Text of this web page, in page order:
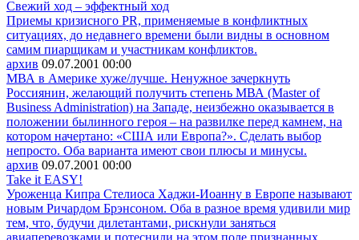
Свежий ход – эффектный ход
Приемы кризисного PR, применяемые в конфликтных
ситуациях, до недавнего времени были видны в основном
самим пиарщикам и участникам конфликтов.
архив 09.07.2001 00:00
МВА в Америке хуже/лучше. Ненужное зачеркнуть
Россиянин, желающий получить степень МВА (Master of
Business Administration) на Западе, неизбежно оказывается в
положении былинного героя – на развилке перед камнем, на
котором начертано: «США или Европа?». Сделать выбор
непросто. Оба варианта имеют свои плюсы и минусы.
архив 09.07.2001 00:00
Take it EASY!
Уроженца Кипра Стелиоса Хаджи-Иоанну в Европе называют
новым Ричардом Брэнсоном. Оба в разное время удивили мир
тем, что, будучи дилетантами, рискнули заняться
авиаперевозками и потеснили на этом поле признанных